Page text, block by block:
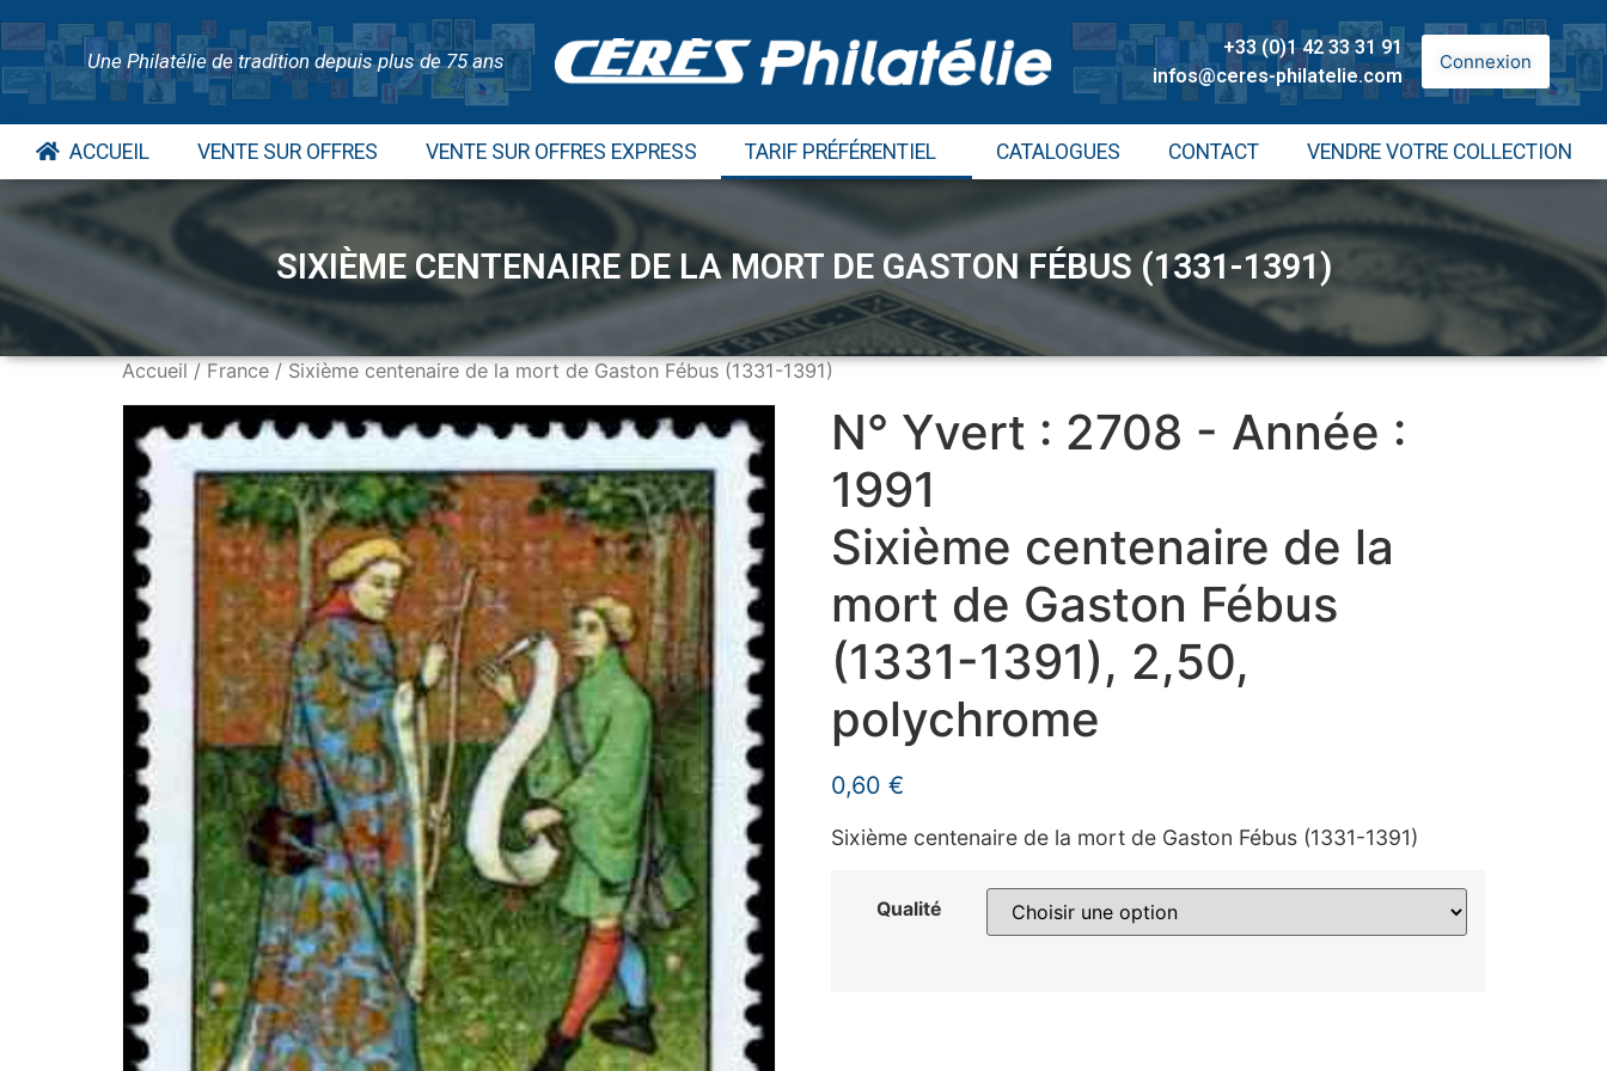
Une Philatélie de tradition depuis plus de 75 ans
+33 (0)1 42 33 31 91
infos@ceres-philatelie.com
Connexion
ACCUEIL VENTE SUR OFFRES VENTE SUR OFFRES EXPRESS TARIF PRÉFÉRENTIEL CATALOGUES CONTACT VENDRE VOTRE COLLECTION
SIXIÈME CENTENAIRE DE LA MORT DE GASTON FÉBUS (1331-1391)
Accueil/France/ Sixième centenaire de la mort de Gaston Fébus (1331-1391)
N° Yvert : 2708 - Année :
1991
Sixième centenaire de la
mort de Gaston Fébus
(1331-1391), 2,50,
polychrome
0,60 €
Sixième centenaire de la mort de Gaston Fébus (1331-1391)
Qualité